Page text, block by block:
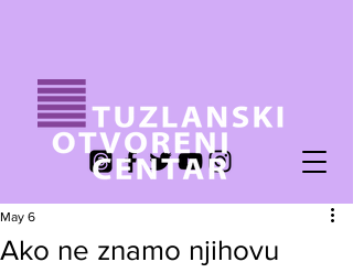
Ako ne znamo njihovu
May 6